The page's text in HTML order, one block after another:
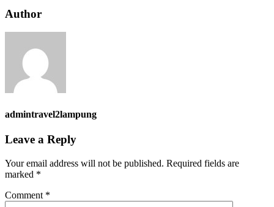
Author
admintravel2lampung
Leave a Reply
Your email address will not be published. Required fields are
marked *
Comment *